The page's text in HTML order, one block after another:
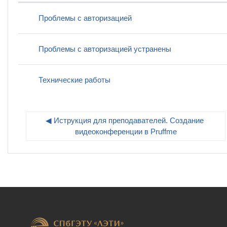
Список обсуждений. Показано 3
Проблемы с авторизацией
Проблемы с авторизацией устранены
Технические работы
◀︎ Иструкция для преподавателей. Создание
видеоконференции в Pruffme